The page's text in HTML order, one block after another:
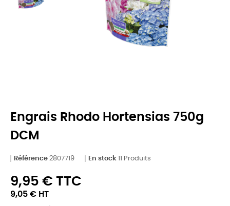
Engrais Rhodo Hortensias 750g
DCM
Référence 2807719 En stock 11 Produits
9,95 € TTC
9,05 € HT